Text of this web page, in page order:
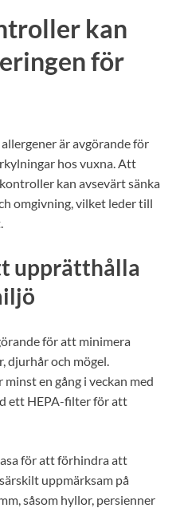
kan
för
är avgörande för
hos vuxna. Att
kan avsevärt sänka
omgivning, vilket leder till
upprätthålla
för att minimera
djurhår och mögel.
en gång i veckan med
ett HEPA-filter för att
för att förhindra att
uppmärksam på
såsom hyllor, persienner